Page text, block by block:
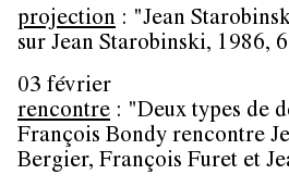
projection : "Jean
sur Jean Starobinski, 1986,
03 février
rencontre : "Deux types de
François Bondy rencontre
Bergier, François Furet et